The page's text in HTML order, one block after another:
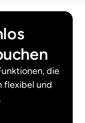
flexibel